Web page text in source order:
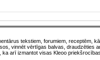
tekstiem, forumiem, receptēm,
vinnēt vērtīgas balvas, draudzēties
ka arī izmantot visas Kleoo